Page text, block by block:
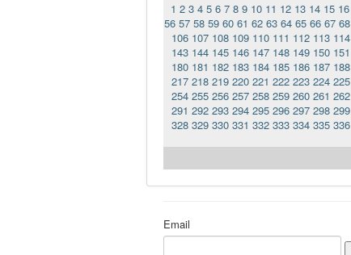
1 2 3 4 5 6 7 8 9 10 11 12 13 14 15 16
56 57 58 59 60 61 62 63 64 65 66 67 68
106 107 108 109 110 111 112 113 114
143 144 145 146 147 148 149 150 151
180 181 182 183 184 185 186 187 188
217 218 219 220 221 222 223 224 225
254 255 256 257 258 259 260 261 262
291 292 293 294 295 296 297 298 299
328 329 330 331 332 333 334 335 336
Email